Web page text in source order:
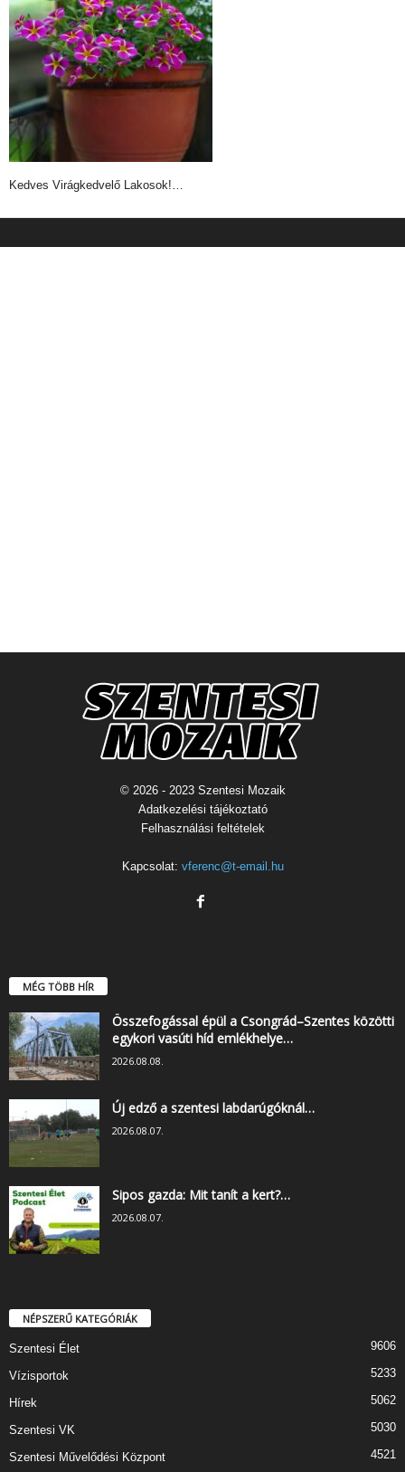
Kedves Virágkedvelő Lakosok!…
© 2026 - 2023 Szentesi Mozaik
Adatkezelési tájékoztató
Felhasználási feltételek
Kapcsolat: vferenc@t-email.hu
MÉG TÖBB HÍR
Összefogással épül a Csongrád–Szentes közötti
egykori vasúti híd emlékhelye…
2026.08.08.
Új edző a szentesi labdarúgóknál…
2026.08.07.
Sipos gazda: Mit tanít a kert?…
2026.08.07.
NÉPSZERŰ KATEGÓRIÁK
Szentesi Élet 9606
Vízisportok 5233
Hírek 5062
Szentesi VK 5030
Szentesi Művelődési Központ 4521